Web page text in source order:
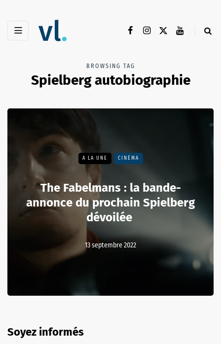
BROWSING TAG
Spielberg autobiographie
A LA UNE CINÉMA
The Fabelmans : la bande-
annonce du prochain Spielberg
dévoilée
13 septembre 2022
Soyez informés